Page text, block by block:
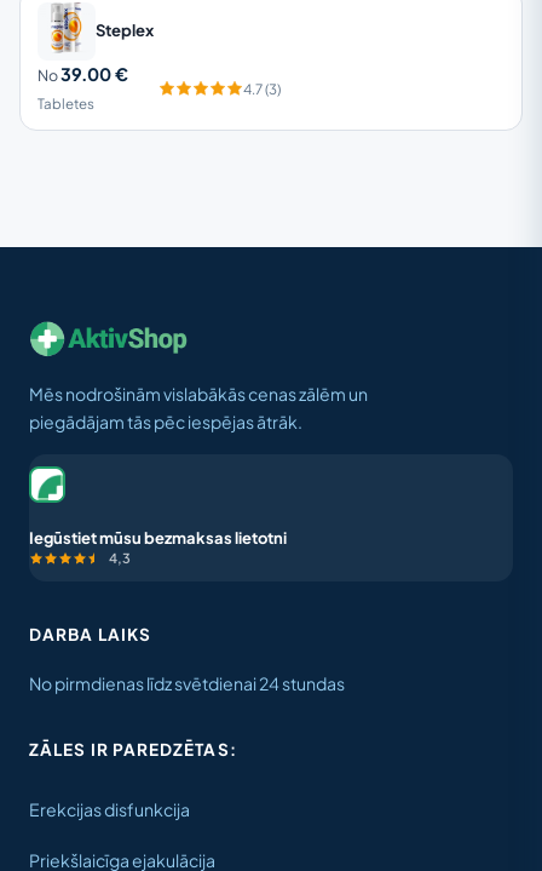
Steplex
No39.00 €
Tabletes
4.7 (3)
Mēs nodrošinām vislabākās cenas zālēm un
piegādājam tās pēc iespējas ātrāk.
Iegūstiet mūsu bezmaksas lietotni
4,3
DARBA LAIKS
No pirmdienas līdz svētdienai 24 stundas
ZĀLES IR PAREDZĒTAS:
Erekcijas disfunkcija
Priekšlaicīga ejakulācija